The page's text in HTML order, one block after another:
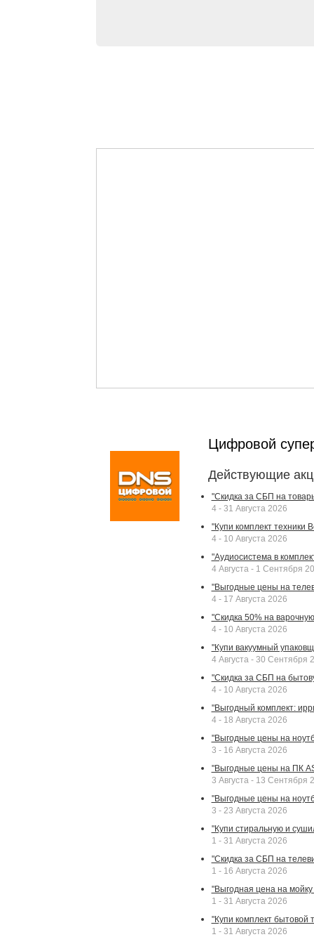
Цифровой
Действующие
"Скидка за СБП на
4 - 31 Августа 2026
"Купи комплект техники
4 - 10 Августа 2026
"Аудиосистема в
4 Августа - 1 Сентября
"Выгодные цены на
4 - 17 Августа 2026
"Скидка 50% на
4 - 10 Августа 2026
"Купи вакуумный
4 Августа - 30 Сентября
"Скидка за СБП на
4 - 10 Августа 2026
"Выгодный комплект:
4 - 18 Августа 2026
"Выгодные цены на
3 - 16 Августа 2026
"Выгодные цены на ПК
3 Августа - 13 Сентября
"Выгодные цены на
3 - 23 Августа 2026
"Купи стиральную и
1 - 31 Августа 2026
"Скидка за СБП на
1 - 16 Августа 2026
"Выгодная цена на
1 - 31 Августа 2026
"Купи комплект бытовой
1 - 31 Августа 2026